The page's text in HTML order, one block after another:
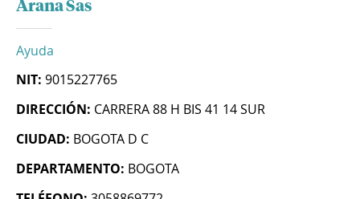
Arana Sas
Ayuda
NIT: 9015227765
DIRECCIÓN: CARRERA 88 H BIS 41 14 SUR
CIUDAD: BOGOTA D C
DEPARTAMENTO: BOGOTA